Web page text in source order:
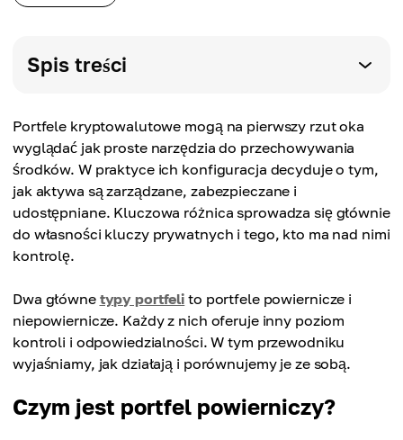
Spis treści
Portfele kryptowalutowe mogą na pierwszy rzut oka
wyglądać jak proste narzędzia do przechowywania
środków. W praktyce ich konfiguracja decyduje o tym,
jak aktywa są zarządzane, zabezpieczane i
udostępniane. Kluczowa różnica sprowadza się głównie
do własności kluczy prywatnych i tego, kto ma nad nimi
kontrolę.
Dwa główne typy portfeli to portfele powiernicze i
niepowiernicze. Każdy z nich oferuje inny poziom
kontroli i odpowiedzialności. W tym przewodniku
wyjaśniamy, jak działają i porównujemy je ze sobą.
Czym jest portfel powierniczy?